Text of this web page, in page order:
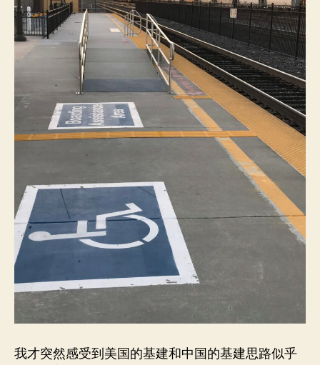
我才突然感受到美国的基建和中国的基建思路似乎